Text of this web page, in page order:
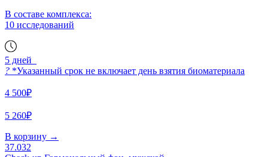
В составе комплекса:
10 исследований
5 дней
? *Указанный срок не включает день взятия биоматериала
4 500₽
5 260₽
В корзину →
37.032